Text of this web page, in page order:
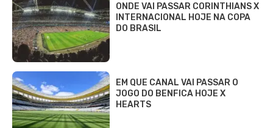
ONDE VAI PASSAR CORINTHIANS X
INTERNACIONAL HOJE NA COPA
DO BRASIL
EM QUE CANAL VAI PASSAR O
JOGO DO BENFICA HOJE X
HEARTS